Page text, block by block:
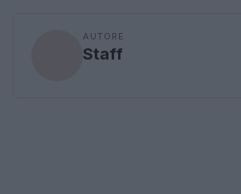
AUTORE
Staff